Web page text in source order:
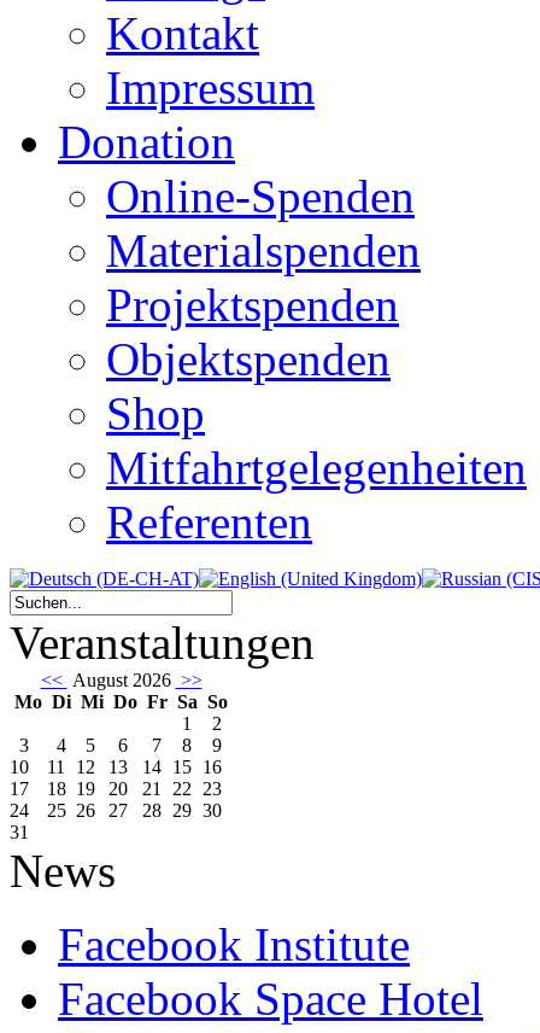
Kontakt
Impressum
Donation
Online-Spenden
Materialspenden
Projektspenden
Objektspenden
Shop
Mitfahrtgelegenheiten
Referenten
Veranstaltungen
<< August 2026 >>
Mo Di Mi Do Fr Sa So
1
2
3
4 5 6 7 8
9
10
11 12 13 14 15 16
17
18 19 20 21 22 23
24
25 26 27 28 29 30
31
News
Facebook Institute
Facebook Space Hotel